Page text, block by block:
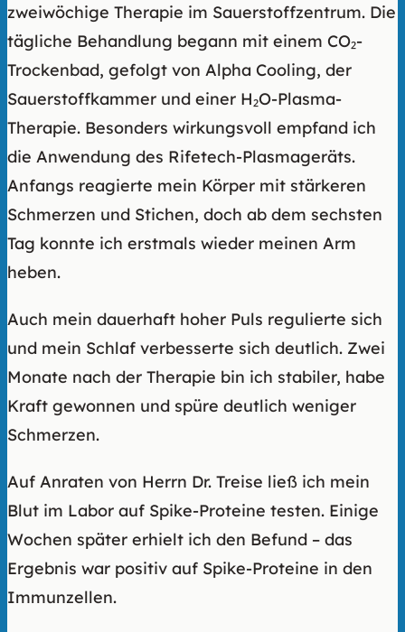
zweiwöchige Therapie im Sauerstoffzentrum. Die
tägliche Behandlung begann mit einem CO₂-
Trockenbad, gefolgt von Alpha Cooling, der
Sauerstoffkammer und einer H₂O-Plasma-
Therapie. Besonders wirkungsvoll empfand ich
die Anwendung des Rifetech-Plasmageräts.
Anfangs reagierte mein Körper mit stärkeren
Schmerzen und Stichen, doch ab dem sechsten
Tag konnte ich erstmals wieder meinen Arm
heben.
Auch mein dauerhaft hoher Puls regulierte sich
und mein Schlaf verbesserte sich deutlich. Zwei
Monate nach der Therapie bin ich stabiler, habe
Kraft gewonnen und spüre deutlich weniger
Schmerzen.
Auf Anraten von Herrn Dr. Treise ließ ich mein
Blut im Labor auf Spike-Proteine testen. Einige
Wochen später erhielt ich den Befund – das
Ergebnis war positiv auf Spike-Proteine in den
Immunzellen.